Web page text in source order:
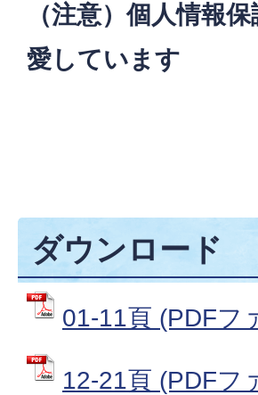
（注意）個人情報
愛しています
ダウンロード
01-11頁 (PDFフ
12-21頁 (PDFフ